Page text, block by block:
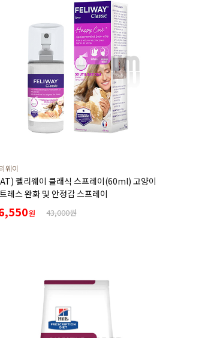
웨이
펠리웨이 클래식 스프레이(60ml) 고양이
레스 완화 및 안정감 스프레이
원 43,000원